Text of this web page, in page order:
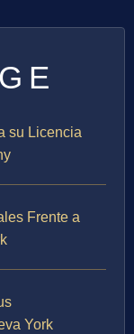
su Licencia
Frente a
York